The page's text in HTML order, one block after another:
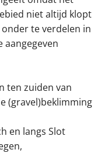
niet altijd klopt
te verdelen in
aangegeven
ten zuiden van
(gravel)beklimming
en langs Slot